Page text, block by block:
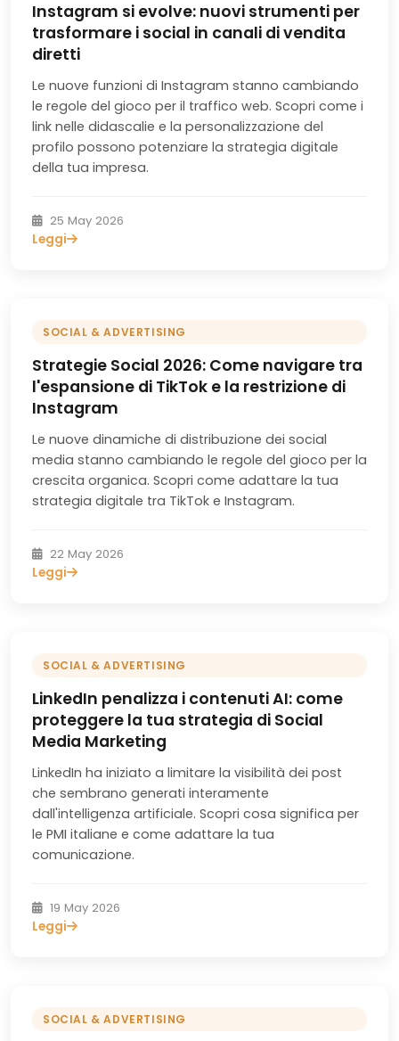
Instagram si evolve: nuovi strumenti per
trasformare i social in canali di vendita
diretti
Le nuove funzioni di Instagram stanno cambiando
le regole del gioco per il traffico web. Scopri come i
link nelle didascalie e la personalizzazione del
profilo possono potenziare la strategia digitale
della tua impresa.
25 May 2026
Leggi
SOCIAL & ADVERTISING
Strategie Social 2026: Come navigare tra
l'espansione di TikTok e la restrizione di
Instagram
Le nuove dinamiche di distribuzione dei social
media stanno cambiando le regole del gioco per la
crescita organica. Scopri come adattare la tua
strategia digitale tra TikTok e Instagram.
22 May 2026
Leggi
SOCIAL & ADVERTISING
LinkedIn penalizza i contenuti AI: come
proteggere la tua strategia di Social
Media Marketing
LinkedIn ha iniziato a limitare la visibilità dei post
che sembrano generati interamente
dall'intelligenza artificiale. Scopri cosa significa per
le PMI italiane e come adattare la tua
comunicazione.
19 May 2026
Leggi
SOCIAL & ADVERTISING